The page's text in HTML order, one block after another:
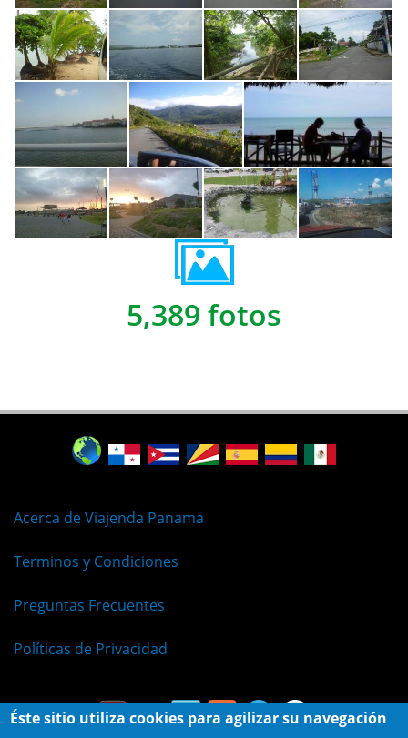
5,389 fotos
Acerca de Viajenda Panama
Terminos y Condiciones
Preguntas Frecuentes
Políticas de Privacidad
Éste sitio utiliza cookies para agilizar su navegación